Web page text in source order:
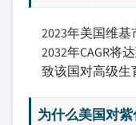
2023年美国维
2032年CAGR将
致该国对高级生
为什么美国对